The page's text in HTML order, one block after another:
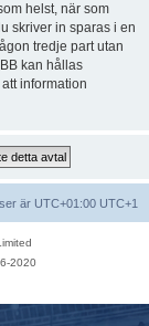
helst, när som
skriver in sparas i en
tredje part utan
kan hållas
information
är UTC+01:00 UTC+1
2020